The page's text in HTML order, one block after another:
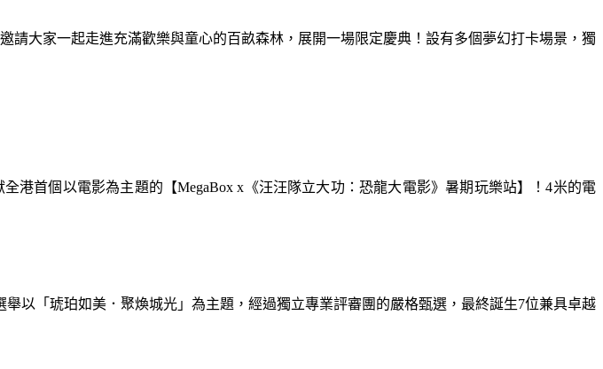
港首個以電影為主題的【MegaBox x《汪汪隊立大功：恐龍大電影》暑期玩樂站】！4米的電
請大家一起走進充滿歡樂與童心的百畝森林，展開一場限定慶典！設有多個夢幻打卡場景，獨
以「琥珀如美．聚煥城光」為主題，經過獨立專業評審團的嚴格甄選，最終誕生7位兼具卓越